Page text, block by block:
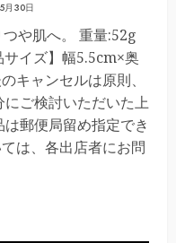
月30日
や肌へ。 重量:52g
イズ】幅5.5cm×奥
キャンセルは原則、
ご検討いただいた上
郵便局留め指定でき
は、各出店者にお問